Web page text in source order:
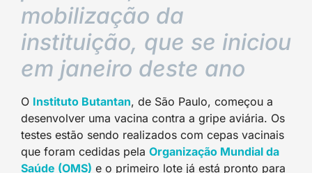
mobilização da
instituição, que se iniciou
em janeiro deste ano
O Instituto Butantan, de São Paulo, começou a
desenvolver uma vacina contra a gripe aviária. Os
testes estão sendo realizados com cepas vacinais
que foram cedidas pela Organização Mundial da
Saúde (OMS) e o primeiro lote já está pronto para